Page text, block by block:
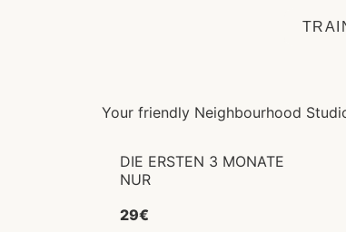
Your friendly Neighbourhood
DIE ERSTEN 3 MONATE
NUR
29€